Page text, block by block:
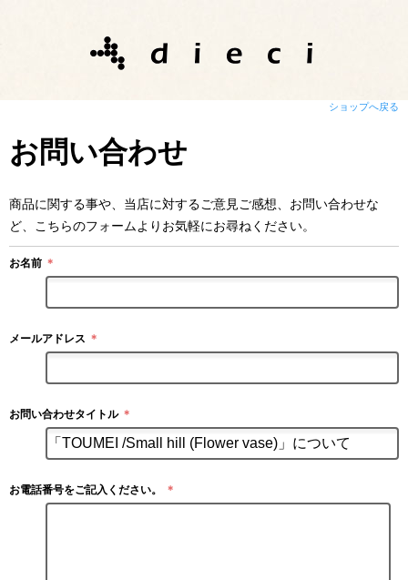
ショップへ戻る
お問い合わせ
商品に関する事や、当店に対するご意見ご感想、お問い合わせな
ど、こちらのフォームよりお気軽にお尋ねください。
お名前 ＊
メールアドレス ＊
お問い合わせタイトル ＊
お電話番号をご記入ください。 ＊